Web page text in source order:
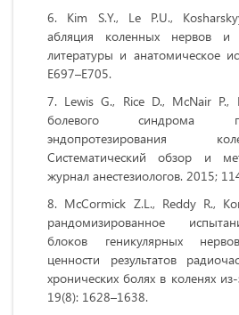
Kim S.Y., Le P.U.,
абляция коленных нервов и
литературы и анатомическое
E697–E705.
Lewis G., Rice D., McNair
болевого синдрома
эндопротезирования
Систематический обзор и
журнал анестезиологов. 2015;
McCormick Z.L., Reddy R.,
рандомизированное
блоков геникулярных
ценности результатов
хронических болях в коленях
19(8): 1628–1638.